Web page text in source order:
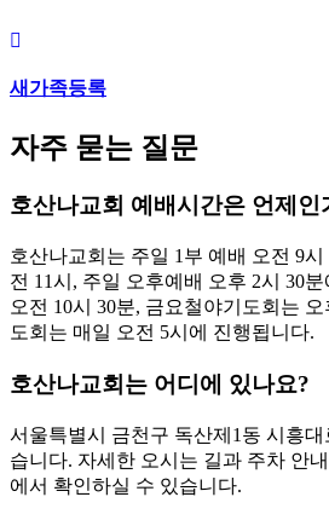
새가족등록
자주 묻는 질문
호산나교회 예배시간은 언제인
호산나교회는 주일 1부 예배 오전 9시
전 11시, 주일 오후예배 오후 2시 30
오전 10시 30분, 금요철야기도회는 오
도회는 매일 오전 5시에 진행됩니다.
호산나교회는 어디에 있나요?
서울특별시 금천구 독산제1동 시흥대
습니다. 자세한 오시는 길과 주차 안
에서 확인하실 수 있습니다.